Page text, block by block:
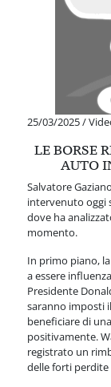
25/03/2025/
LE BORSE
AUTO
Salvatore
intervenuto oggi
dove ha
momento.
In primo piano,
a essere
Presidente
saranno imposti
beneficiare di
positivamente.
registrato un
delle forti